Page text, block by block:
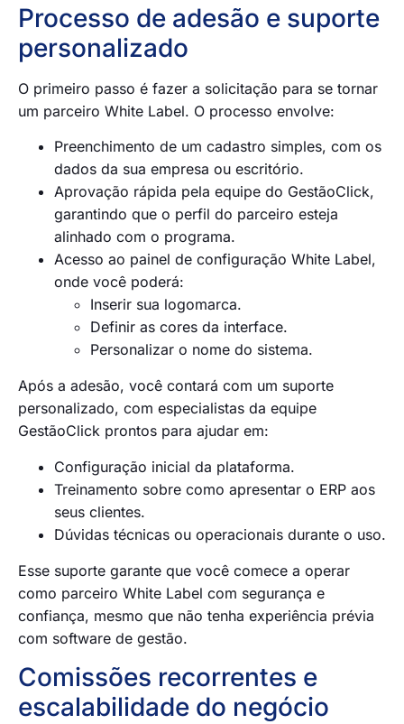
Processo de adesão e suporte
personalizado
O primeiro passo é fazer a solicitação para se tornar
um parceiro White Label. O processo envolve:
Preenchimento de um cadastro simples, com os
dados da sua empresa ou escritório.
Aprovação rápida pela equipe do GestãoClick,
garantindo que o perfil do parceiro esteja
alinhado com o programa.
Acesso ao painel de configuração White Label,
onde você poderá:
Inserir sua logomarca.
Definir as cores da interface.
Personalizar o nome do sistema.
Após a adesão, você contará com um suporte
personalizado, com especialistas da equipe
GestãoClick prontos para ajudar em:
Configuração inicial da plataforma.
Treinamento sobre como apresentar o ERP aos
seus clientes.
Dúvidas técnicas ou operacionais durante o uso.
Esse suporte garante que você comece a operar
como parceiro White Label com segurança e
confiança, mesmo que não tenha experiência prévia
com software de gestão.
Comissões recorrentes e
escalabilidade do negócio